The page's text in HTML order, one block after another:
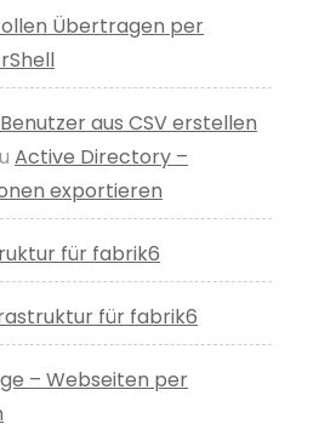
Übertragen per
aus CSV erstellen
Active Directory –
exportieren
für fabrik6
für fabrik6
– Webseiten per